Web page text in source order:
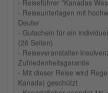
- Reiseführer "Kanadas
- Reiseunterlagen mit
Deuter
- Gutschein für ein
(26 Seiten)
- Reiseveranstalter-
Zufriedenheitsgarantie
- Mit dieser Reise wird
Kanada) geschützt